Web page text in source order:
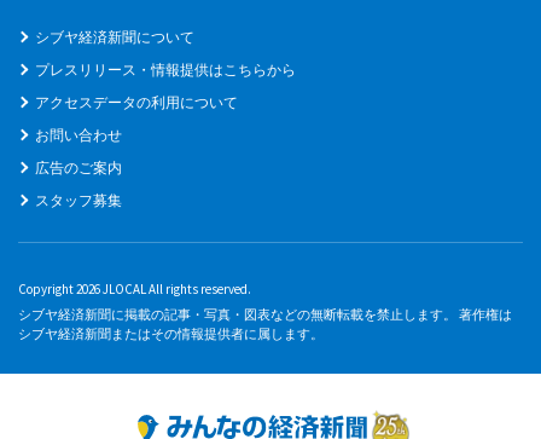
シブヤ経済新聞について
プレスリリース・情報提供はこちらから
アクセスデータの利用について
お問い合わせ
広告のご案内
スタッフ募集
Copyright 2026 JLOCAL All rights reserved.
シブヤ経済新聞に掲載の記事・写真・図表などの無断転載を禁止します。 著作権は
シブヤ経済新聞またはその情報提供者に属します。